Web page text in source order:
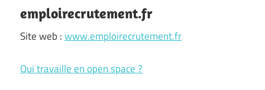
emploirecrutement.fr
Site web :www.emploirecrutement.fr
Qui travaille en open space ?